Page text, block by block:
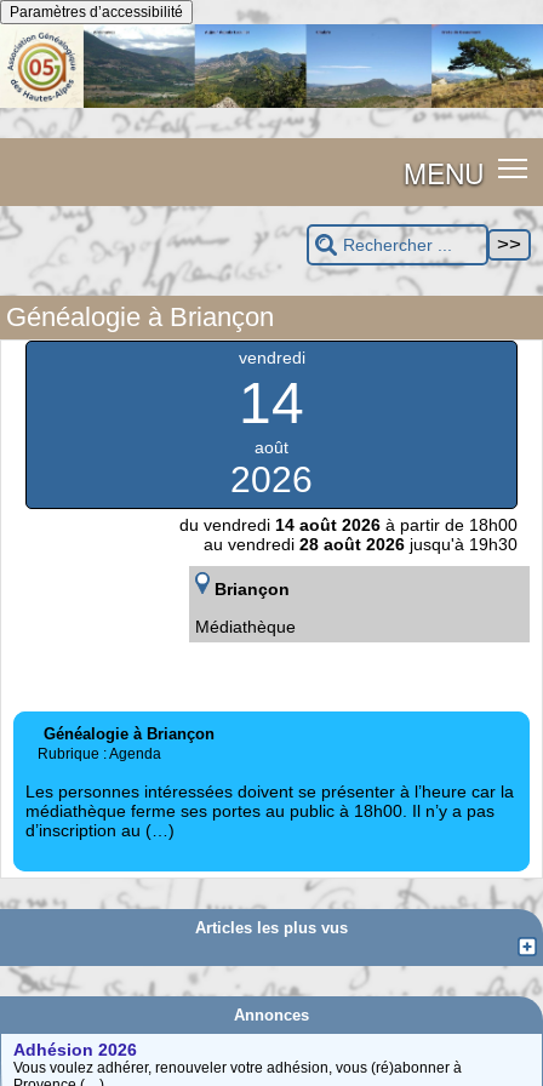
Panneau de gestion des cookies
Paramètres d’accessibilité
MENU
Généalogie à Briançon
vendredi
14
août
2026
du vendredi 14 août 2026 à partir de 18h00
au vendredi 28 août 2026 jusqu'à 19h30
Briançon
Médiathèque
Généalogie à Briançon
Rubrique : Agenda
Les personnes intéressées doivent se présenter à l’heure car la
médiathèque ferme ses portes au public à 18h00. Il n’y a pas
d’inscription au (…)
Articles les plus vus
Annonces
Adhésion 2026
Vous voulez adhérer, renouveler votre adhésion, vous (ré)abonner à